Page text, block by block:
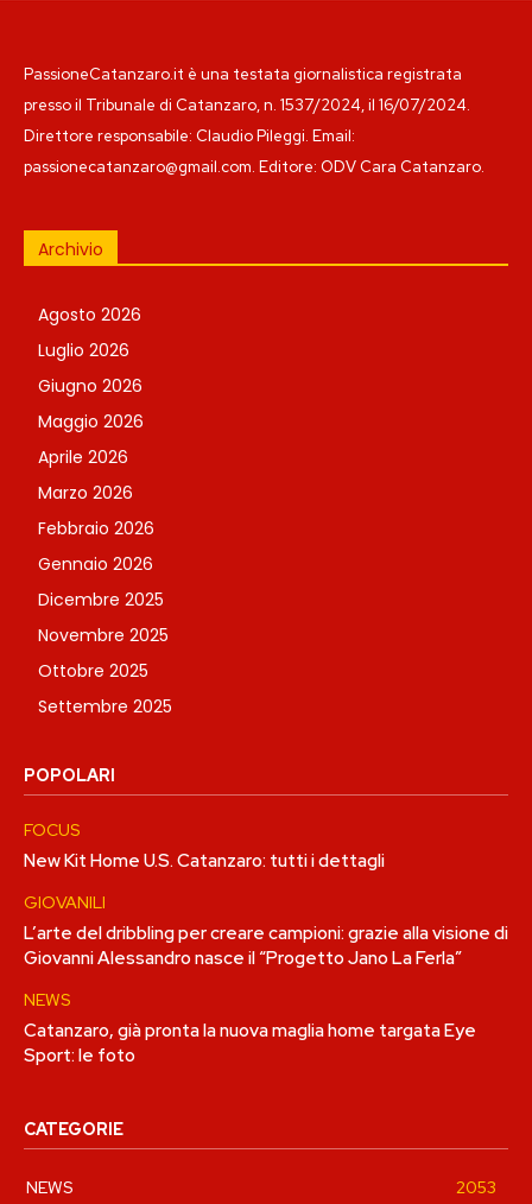
PassioneCatanzaro.it è una testata giornalistica registrata
presso il Tribunale di Catanzaro, n. 1537/2024, il 16/07/2024.
Direttore responsabile: Claudio Pileggi. Email:
passionecatanzaro@gmail.com. Editore: ODV Cara Catanzaro.
Archivio
Agosto 2026
Luglio 2026
Giugno 2026
Maggio 2026
Aprile 2026
Marzo 2026
Febbraio 2026
Gennaio 2026
Dicembre 2025
Novembre 2025
Ottobre 2025
Settembre 2025
POPOLARI
FOCUS
New Kit Home U.S. Catanzaro: tutti i dettagli
GIOVANILI
L’arte del dribbling per creare campioni: grazie alla visione di
Giovanni Alessandro nasce il “Progetto Jano La Ferla”
NEWS
Catanzaro, già pronta la nuova maglia home targata Eye
Sport: le foto
CATEGORIE
NEWS 2053